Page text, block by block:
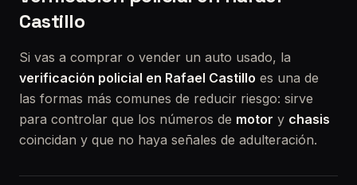
Castillo
Si vas a comprar o vender un auto usado, la
verificación policial en Rafael Castillo es una de
las formas más comunes de reducir riesgo: sirve
para controlar que los números de motor y chasis
coincidan y que no haya señales de adulteración.